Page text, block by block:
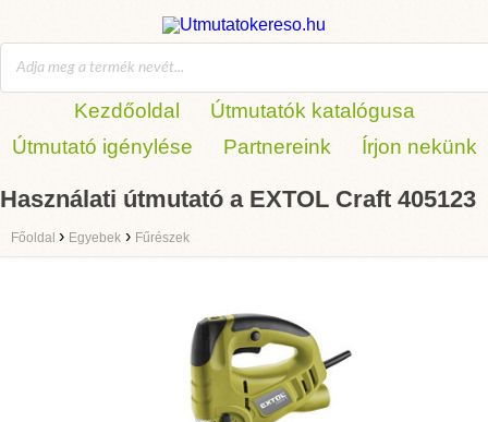
Kezdőoldal
Útmutatók katalógusa
Útmutató igénylése
Partnereink Írjon nekünk
Használati útmutató a EXTOL Craft 405123
Főoldal › Egyebek › Fűrészek